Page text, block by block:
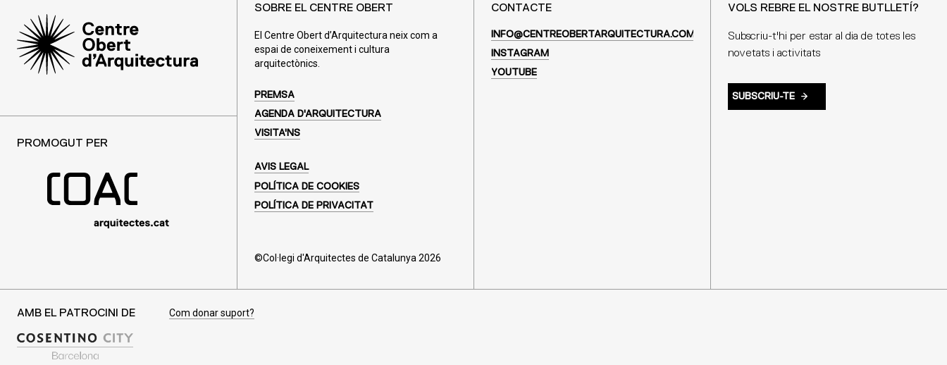
PROMOGUT PER
SOBRE EL CENTRE OBERT
El Centre Obert d’Arquitectura neix com a
espai de coneixement i cultura
arquitectònics.
PREMSA
AGENDA D'ARQUITECTURA
VISITA'NS
AVIS LEGAL
POLÍTICA DE COOKIES
POLÍTICA DE PRIVACITAT
©Col·legi d'Arquitectes de Catalunya 2026
CONTACTE
INFO@CENTREOBERTARQUITECTURA.COM
INSTAGRAM
YOUTUBE
VOLS REBRE EL NOSTRE BUTLLETÍ?
Subscriu-t'hi per estar al dia de totes les
novetats i activitats
SUBSCRIU-TE
AMB EL PATROCINI DE Com donar suport?